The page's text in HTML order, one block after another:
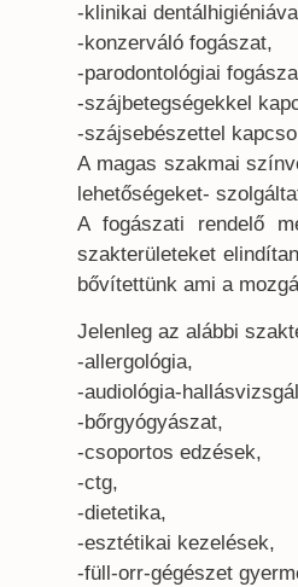
-klinikai
-konzerváló fogászat,
-parodontológiai
-szájbetegségekkel
-szájsebészettel
A magas szakmai
lehetőségeket-
A fogászati rendelő
szakterületeket
bővítettünk ami a
Jelenleg az alábbi
-allergológia,
-audiológia-
-bőrgyógyászat,
-csoportos edzések,
-ctg,
-dietetika,
-esztétikai kezelések,
-füll-orr-gégészet